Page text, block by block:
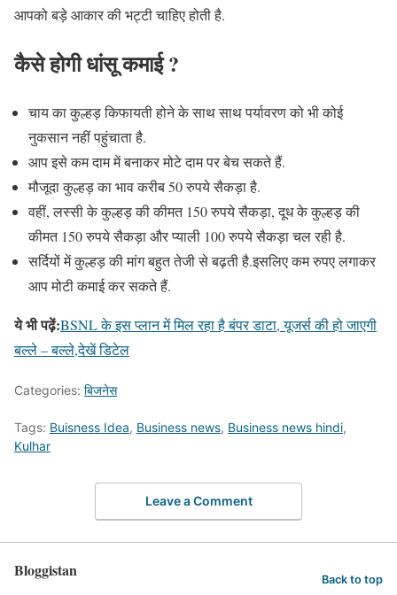
आपको बड़े आकार की भट्टी चाहिए होती है.
कैसे होगी धांसू कमाई ?
चाय का कुल्हड़ किफायती होने के साथ साथ पर्यावरण को भी कोई
नुकसान नहीं पहुंचाता है.
आप इसे कम दाम में बनाकर मोटे दाम पर बेच सकते हैं.
मौजूदा कुल्हड़ का भाव करीब 50 रुपये सैकड़ा है.
वहीं, लस्सी के कुल्हड़ की कीमत 150 रुपये सैकड़ा, दूध के कुल्हड़ की
कीमत 150 रुपये सैकड़ा और प्याली 100 रुपये सैकड़ा चल रही है.
सर्दियों में कुल्हड़ की मांग बहुत तेजी से बढ़ती है.इसलिए कम रुपए लगाकर
आप मोटी कमाई कर सकते हैं.
ये भी पढ़ें:BSNL के इस प्लान में मिल रहा है बंपर डाटा, यूजर्स की हो जाएगी
बल्ले – बल्ले,देखें डिटेल
Categories: बिजनेस
Tags: Buisness Idea, Business news, Business news hindi,
Kulhar
Leave a Comment
Bloggistan Back to top